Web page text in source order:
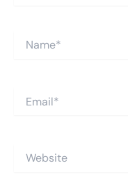
Website